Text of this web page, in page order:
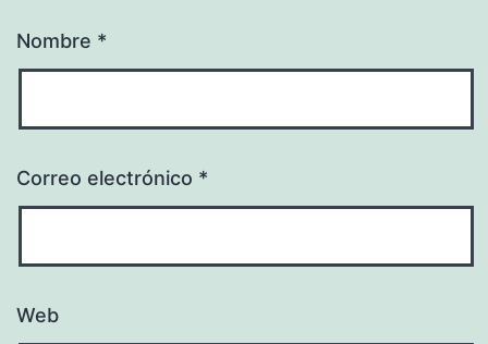
Nombre *
Correo electrónico *
Web